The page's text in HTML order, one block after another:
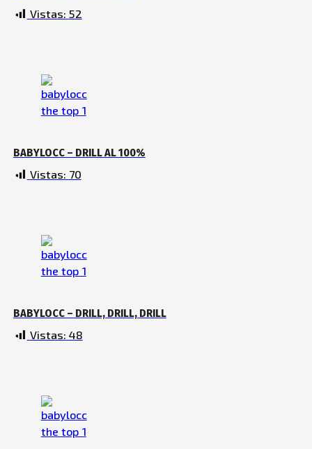
Vistas: 52
BABYLOCC – DRILL AL 100%
Vistas: 70
BABYLOCC – DRILL, DRILL, DRILL
Vistas: 48